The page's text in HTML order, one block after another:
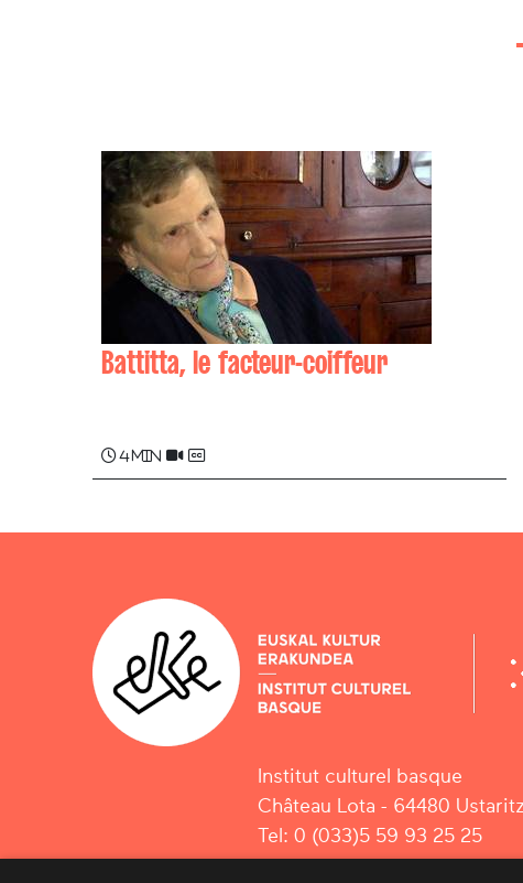
Battitta, le facteur-coiffeur
4 min
Institut culturel basque
Château Lota - 64480 Ustaritz
Tel: 0 (033)5 59 93 25 25